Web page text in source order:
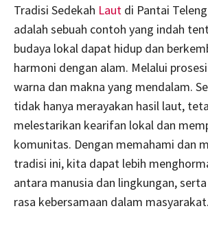
Tradisi Sedekah Laut di Pantai
adalah sebuah contoh yang indah
budaya lokal dapat hidup dan
harmoni dengan alam. Melalui
warna dan makna yang mendalam.
tidak hanya merayakan hasil laut,
melestarikan kearifan lokal dan
komunitas. Dengan memahami dan
tradisi ini, kita dapat lebih
antara manusia dan lingkungan,
rasa kebersamaan dalam masyarakat.